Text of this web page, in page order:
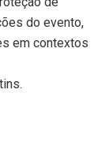
do evento,
em contextos